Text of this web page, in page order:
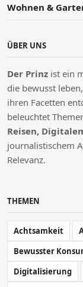
Wohnen &
ÜBER UNS
Der Prinz ist ein
die bewusst
ihren Facetten
beleuchtet
Reisen,
journalistischem
Relevanz.
THEMEN
Achtsamkeit
Bewusster
Digitalisierung